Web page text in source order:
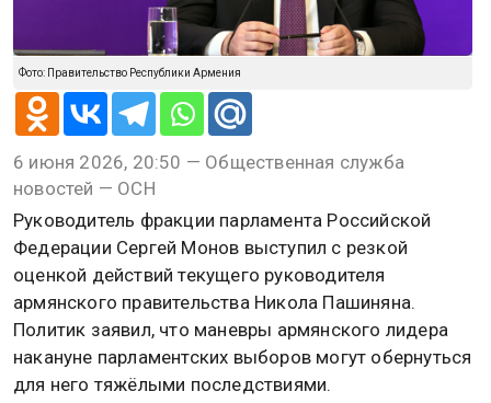
Фото: Правительство Республики Армения
6 июня 2026, 20:50 — Общественная служба
новостей — ОСН
Руководитель фракции парламента Российской
Федерации Сергей Монов выступил с резкой
оценкой действий текущего руководителя
армянского правительства Никола Пашиняна.
Политик заявил, что маневры армянского лидера
накануне парламентских выборов могут обернуться
для него тяжёлыми последствиями.